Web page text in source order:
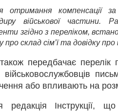
отримання компенсації за
військової частини.
згідно з переліком,
про склад сім’ї та довідку
передбачає перелік
військовослужбовців
або впливають на
редакція Інструкції,